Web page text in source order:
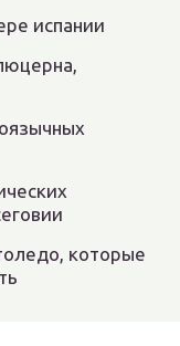
испании
которые